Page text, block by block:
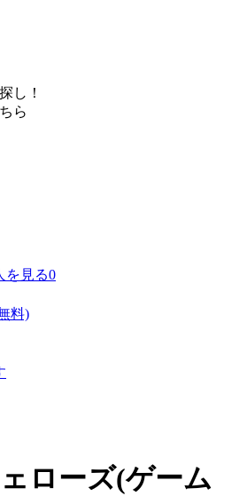
し！
ら
を見る0
料)
ローズ(ゲーム